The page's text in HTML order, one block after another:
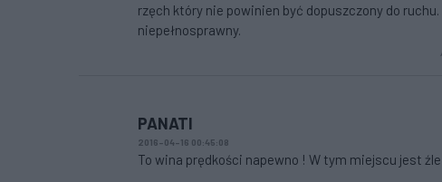
rzęch który nie powinien być dopuszczony do
niepełnosprawny.
PANATI
2016-04-16 00:45:08
To wina prędkości napewno ! W tym miejscu jest